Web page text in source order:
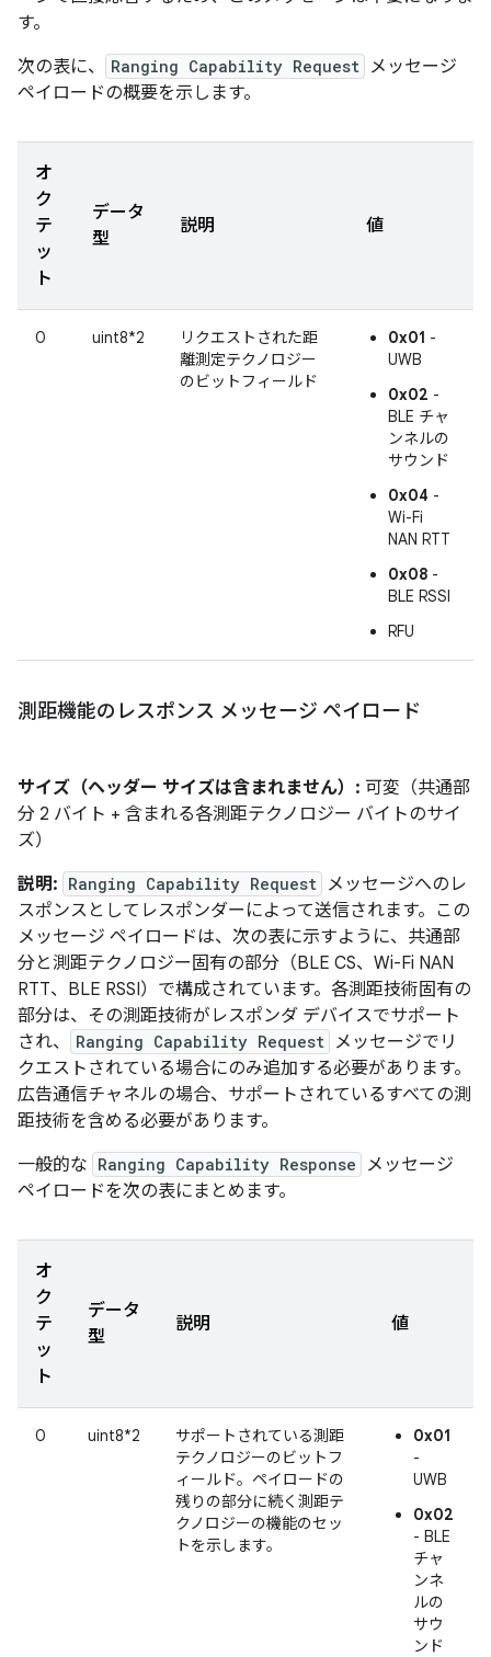
す。
次の表に、
Ranging Capability Request
メッセージ
ペイロードの概要を示します。
オ
ク
テ
ッ
ト
データ
型
説明 値
0 uint8*2
リクエストされた距
離測定テクノロジー
のビットフィールド
0x01 -
UWB
0x02 -
BLE チャ
ンネルの
サウンド
0x04 -
Wi-Fi
NAN RTT
0x08 -
BLE RSSI
RFU
測距機能のレスポンス メッセージ ペイロード
サイズ（ヘッダー サイズは含まれません）: 可変（共通部
分 2 バイト + 含まれる各測距テクノロジー バイトのサイ
ズ）
説明: Ranging Capability Request
メッセージへのレ
スポンスとしてレスポンダーによって送信されます。この
メッセージ ペイロードは、次の表に示すように、共通部
分と測距テクノロジー固有の部分（BLE CS、Wi-Fi NAN
RTT、BLE RSSI）で構成されています。各測距技術固有の
部分は、その測距技術がレスポンダ デバイスでサポート
され、
Ranging Capability Request
メッセージでリ
クエストされている場合にのみ追加する必要があります。
広告通信チャネルの場合、サポートされているすべての測
距技術を含める必要があります。
一般的な Ranging Capability Response
メッセージ
ペイロードを次の表にまとめます。
オ
ク
テ
ッ
ト
データ
型
説明 値
0 uint8*2
サポートされている測距
テクノロジーのビットフ
ィールド。ペイロードの
残りの部分に続く測距テ
クノロジーの機能のセッ
トを示します。
0x01
-
UWB
0x02
- BLE
チャ
ンネ
ルの
サウ
ンド